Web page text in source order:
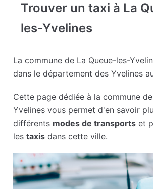
Trouver un taxi à La
les-Yvelines
La commune de La Queue-les-
dans le département des Yvelines
Cette page dédiée à la commune
Yvelines vous permet d'en savoir
différents modes de transports et
lestaxis dans cette ville.